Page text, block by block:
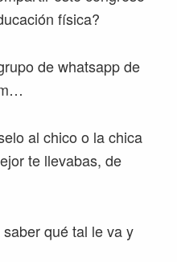
física?
de whatsapp de
al chico o la chica
te llevabas, de
qué tal le va y